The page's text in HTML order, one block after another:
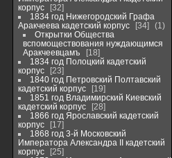
корпус
32
1834 год Нижегородский Графа
Аракчеева кадетский корпус
34
1
Открытки Общества
вспомоществования нуждающимся
Аракчеевцамъ
18
1834 год Полоцкий кадетский
корпус
23
1840 год Петровский Полтавский
кадетский корпус
19
1851 год Владимирский Киевский
кадетский корпус
28
1866 год Ярославский кадетский
корпус
17
1868 год 3-й Московский
Императора Александра II кадетский
корпус
25